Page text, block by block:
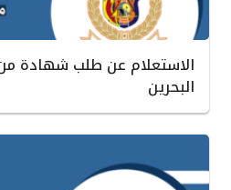
الاستعلام عن طلب شهادة
البحرين